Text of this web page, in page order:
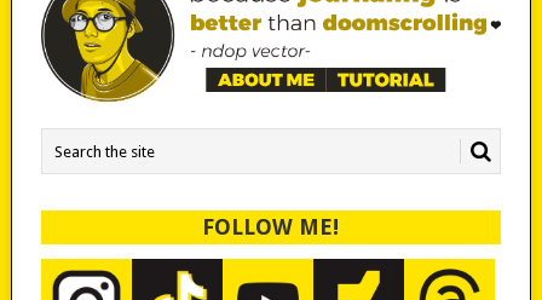
FOLLOW ME!